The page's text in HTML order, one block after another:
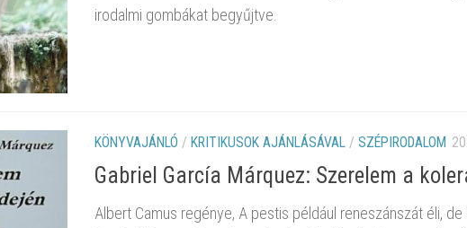
irodalmi gombákat begyűjtve.
KÖNYVAJÁNLÓ / KRITIKUSOK AJÁNLÁSÁVAL / SZÉPIRODALOM
Gabriel García Márquez: Szerelem a
Albert Camus regénye, A pestis például reneszánszát éli,